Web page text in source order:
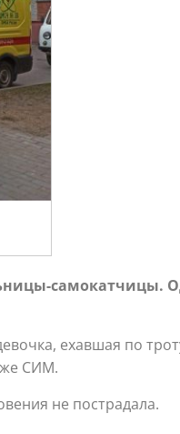
самокатчицы.
ехавшая по
же СИМ.
не пострадала.